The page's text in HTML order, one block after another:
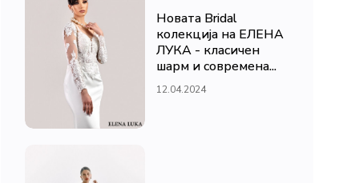
Новата Bridal
колекција на ЕЛЕНА
ЛУКА - класичен
шарм и современа...
12.04.2024